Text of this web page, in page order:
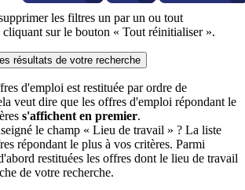
les filtres un par un ou tout
sur le bouton « Tout réinitialiser ».
résultats de votre recherche
d'emploi est restituée par ordre de
veut dire que les offres d'emploi répondant le
s'affichent en premier.
le champ « Lieu de travail » ? La liste
répondant le plus à vos critères. Parmi
restituées les offres dont le lieu de travail
de votre recherche.